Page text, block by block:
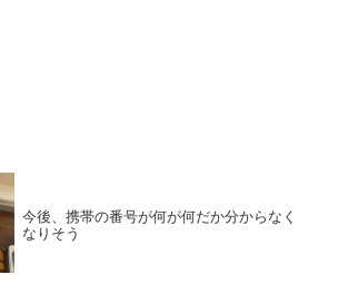
今後、携帯の番号が何が何だか分からなく
なりそう